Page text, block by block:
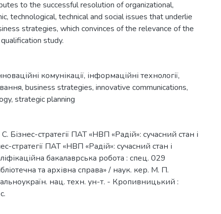
to the successful resolution of organizational,
technological, technical and social issues that underlie
strategies, which convinces of the relevance of the
study.
комунікації, інформаційні технології,
, business strategies, innovative communications,
, strategic planning
Бізнес-стратегії ПАТ «НВП «Радій»: сучасний стан і
стратегії ПАТ «НВП «Радій»: сучасний стан і
бакалаврська робота : спец. 029
та архівна справа» / наук. кер. М. П.
нац. техн. ун-т. - Кропивницький :